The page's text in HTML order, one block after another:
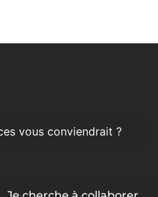
vous conviendrait ?